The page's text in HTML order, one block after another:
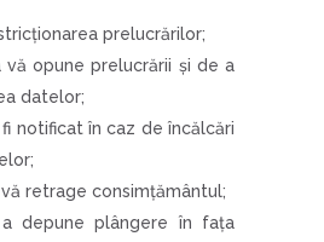
prelucrărilor;
opune prelucrării şi de a
datelor;
notificat în caz de încălcări
retrage consimţământul;
depune plângere în faţa